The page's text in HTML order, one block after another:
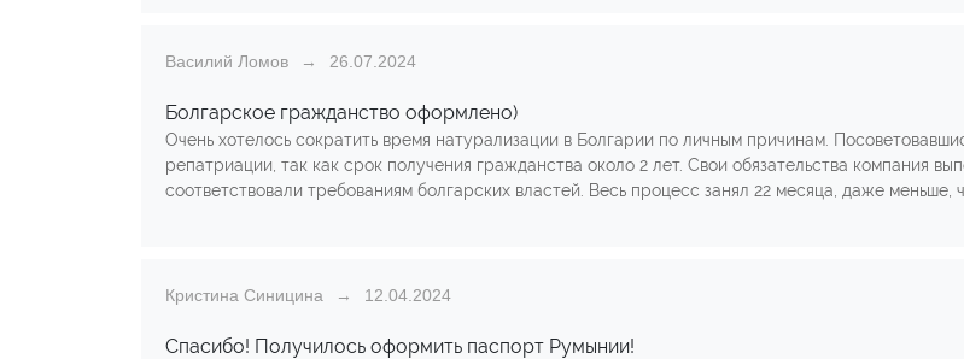
Василий Ломов 26.07.2024
Болгарское гражданство оформлено)
Очень хотелось сократить время натурализации в Болгарии по личным причинам.
репатриации, так как срок получения гражданства около 2 лет. Свои обязательства компания
соответствовали требованиям болгарских властей. Весь процесс занял 22 месяца, даже меньше,
Кристина Синицина 12.04.2024
Спасибо! Получилось оформить паспорт Румынии!